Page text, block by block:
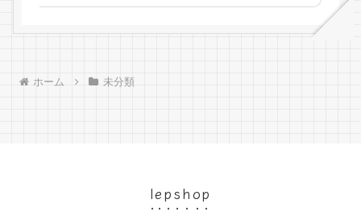
ホーム 未分類
lepshop